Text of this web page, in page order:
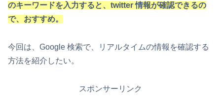
のキーワードを入力すると、twitter 情報が確認できるの
で、おすすめ。
今回は、Google 検索で、リアルタイムの情報を確認する
方法を紹介したい。
スポンサーリンク